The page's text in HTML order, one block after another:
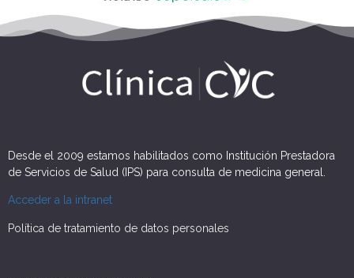
Desde el 2009 estamos habilitados como Institución Prestadora
de Servicios de Salud (IPS) para consulta de medicina general.
Acceder a la intranet
Política de tratamiento de datos personales